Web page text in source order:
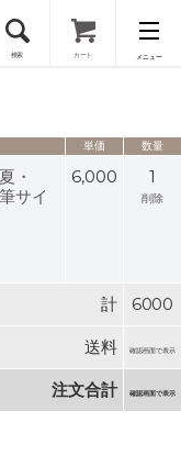
検索 カート メニュー
単価 数量
・
サイ
6,000 1
削除
計 6000
送料 確認画面で表示
注文合計 確認画面で表示